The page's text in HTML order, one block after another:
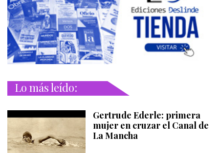
Lo más leído:
Gertrude Ederle: primera
mujer en cruzar el Canal de
La Mancha